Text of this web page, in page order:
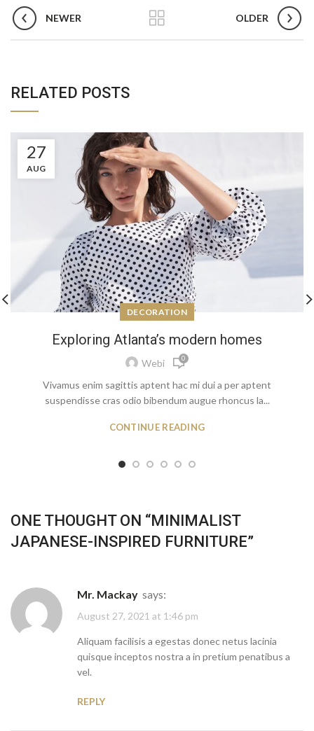
NEWER OLDER
RELATED POSTS
27
AUG
DECORATION
Exploring Atlanta’s modern homes
Webi 0
Vivamus enim sagittis aptent hac mi dui a per aptent
suspendisse cras odio bibendum augue rhoncus la...
CONTINUE READING
ONE THOUGHT ON “MINIMALIST
JAPANESE-INSPIRED FURNITURE”
Mr. Mackay says:
August 27, 2021 at 1:46 pm
Aliquam facilisis a egestas donec netus lacinia
quisque inceptos nostra a in pretium penatibus a
vel.
REPLY